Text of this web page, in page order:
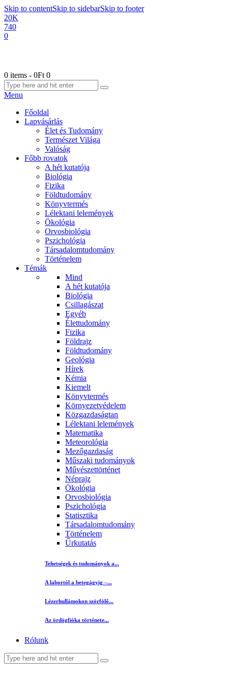
Skip to contentSkip to sidebarSkip to footer
20K
740
0
0 items - 0Ft 0
Menu
Főoldal
Lapvásárlás
Élet és Tudomány
Természet Világa
Valóság
Főbb rovatok
A hét kutatója
Biológia
Fizika
Földtudomány
Könyvtermés
Lélektani lelemények
Ökológia
Orvosbiológia
Pszichológia
Társadalomtudomány
Történelem
Témák
Mind
A hét kutatója
Biológia
Csillagászat
Egyéb
Élettudomány
Fizika
Földrajz
Földtudomány
Geológia
Hírek
Kémia
Kiemelt
Könyvtermés
Környezetvédelem
Közgazdaságtan
Lélektani lelemények
Matematika
Meteorológia
Mezőgazdaság
Műszaki tudományok
Művészettörténet
Néprajz
Ökológia
Orvosbiológia
Pszichológia
Statisztika
Társadalomtudomány
Történelem
Űrkutatás
Tehetségek és tudományok a...
A labortól a betegágyig –...
Lézerhullámokon szörfölő...
Az ördögfióka története...
Rólunk